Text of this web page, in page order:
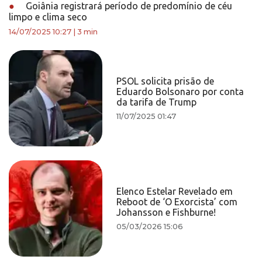
●
Goiânia registrará período de predomínio de céu
limpo e clima seco
14/07/2025 10:27 3 min
PSOL solicita prisão de
Eduardo Bolsonaro por conta
da tarifa de Trump
11/07/2025 01:47
Elenco Estelar Revelado em
Reboot de ‘O Exorcista’ com
Johansson e Fishburne!
05/03/2026 15:06